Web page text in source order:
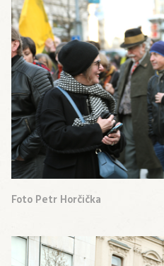
Foto Petr Horčička